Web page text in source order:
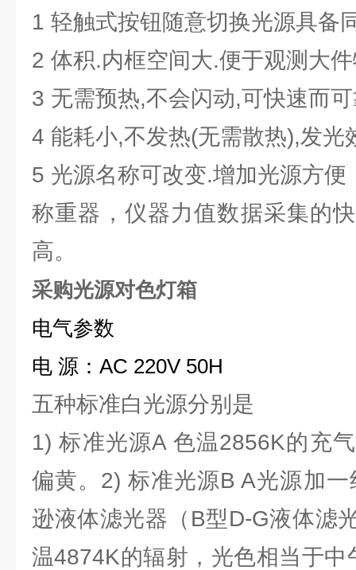
1 轻触式按钮随意切换光源具备
2 体积.内框空间大.便于观测大
3 无需预热,不会闪动,可快速而
4 能耗小,不发热(无需散热),发光
5 光源名称可改变.增加光源方便
称重器，仪器力值数据采集的
高。
采购光源对色灯箱
电气参数
电 源： AC 220V 50H
五种标准白光源分别是
1) 标准光源A 色温2856K的充
偏黄。2) 标准光源B A光源加
逊液体滤光器（B型D-G液体滤
温4874K的辐射，光色相当于